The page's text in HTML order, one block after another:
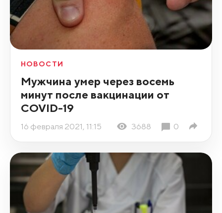
НОВОСТИ
Мужчина умер через восемь
минут после вакцинации от
COVID-19
16 февраля 2021, 11:15 3688 0